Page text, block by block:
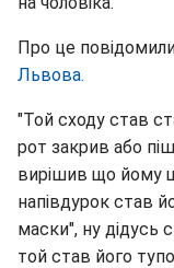
Про це
Львова.
"Той сходу став
рот закрив або
вирішив що йому
напівдурок став
маски", ну дідусь
той став його